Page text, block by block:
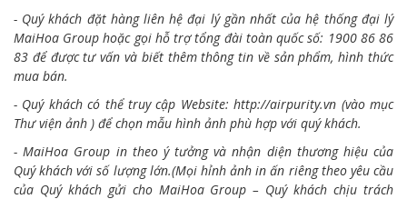
- Quý khách đặt hàng liên hệ đại lý gần nhất của hệ thống đại lý
MaiHoa Group hoặc gọi hỗ trợ tổng đài toàn quốc số: 1900 86 86
83 để được tư vấn và biết thêm thông tin về sản phẩm, hình thức
mua bán.
- Quý khách có thể truy cập Website:http://airpurity.vn (vào mục
Thư viện ảnh ) để chọn mẫu hình ảnh phù hợp với quý khách.
- MaiHoa Group in theo ý tưởng và nhận diện thương hiệu của
Quý khách với số lượng lớn.(Mọi hỉnh ảnh in ấn riêng theo yêu cầu
của Quý khách gửi cho MaiHoa Group – Quý khách chịu trách